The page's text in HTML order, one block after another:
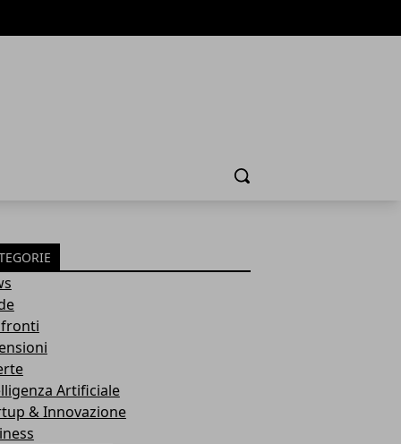
Cerca
Artificiale
& Innovazione